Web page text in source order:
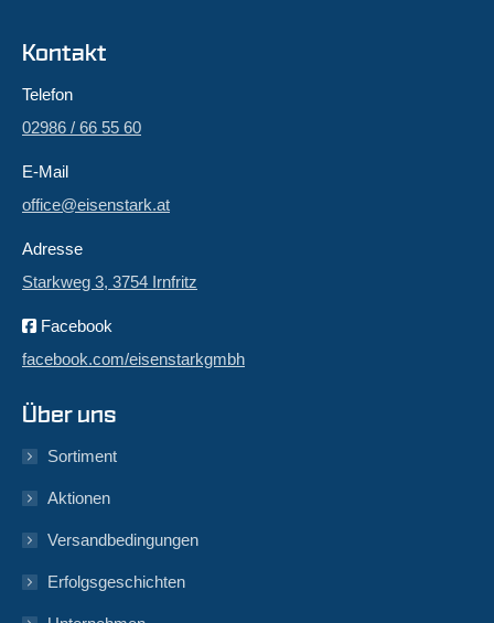
Kontakt
Telefon
02986 / 66 55 60
E-Mail
office@eisenstark.at
Adresse
Starkweg 3, 3754 Irnfritz
Facebook
facebook.com/eisenstarkgmbh
Über uns
Sortiment
Aktionen
Versandbedingungen
Erfolgsgeschichten